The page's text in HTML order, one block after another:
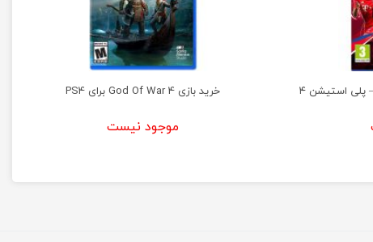
خرید بازی God Of War 4 برای PS4
موجود نیست